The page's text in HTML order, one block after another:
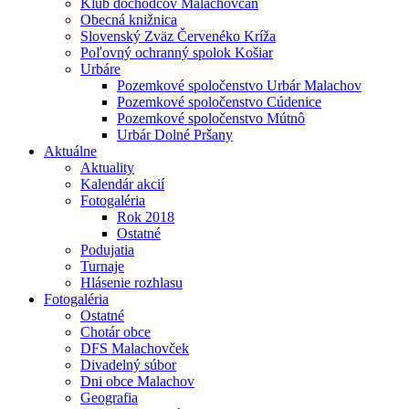
Klub dôchodcov Malachovčan
Obecná knižnica
Slovenský Zväz Červenéko Kríža
Poľovný ochranný spolok Košiar
Urbáre
Pozemkové spoločenstvo Urbár Malachov
Pozemkové spoločenstvo Cúdenice
Pozemkové spoločenstvo Mútnô
Urbár Dolné Pršany
Aktuálne
Aktuality
Kalendár akcií
Fotogaléria
Rok 2018
Ostatné
Podujatia
Turnaje
Hlásenie rozhlasu
Fotogaléria
Ostatné
Chotár obce
DFS Malachovček
Divadelný súbor
Dni obce Malachov
Geografia